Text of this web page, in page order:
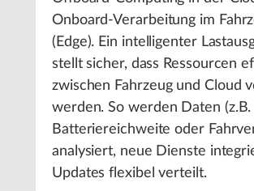
Onboard-Verarbeitung im
(Edge). Ein intelligenter
stellt sicher, dass Ressourcen
zwischen Fahrzeug und Cloud
werden. So werden Daten (z.B.
Batteriereichweite oder
analysiert, neue Dienste
Updates flexibel verteilt.